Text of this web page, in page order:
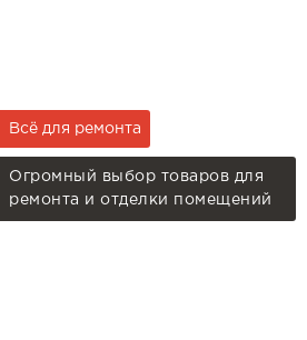
Всё для ремонта
Огромный выбор товаров для
ремонта и отделки помещений